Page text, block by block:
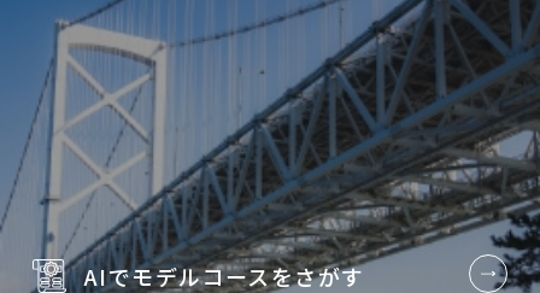
AIでモデルコースをさがす